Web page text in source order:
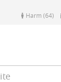
Harm (64)